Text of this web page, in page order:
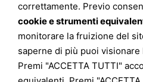
correttamente. Previo
cookie e strumenti
monitorare la fruizione del
saperne di più puoi
Premi "ACCETTA TUTTI"